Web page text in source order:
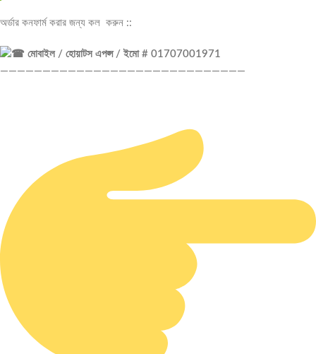
অর্ডার কনফার্ম করার জন্য কল করুন ::
মোবাইল / হোয়াটস এপপ্স / ইমো # 01707001971
—————————————————————————————